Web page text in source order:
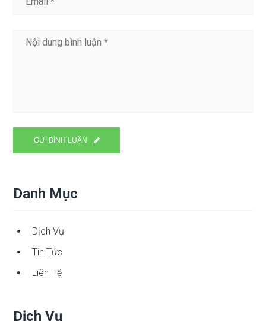
Danh Mục
Dịch Vụ
Tin Tức
Liên Hệ
Dịch Vụ